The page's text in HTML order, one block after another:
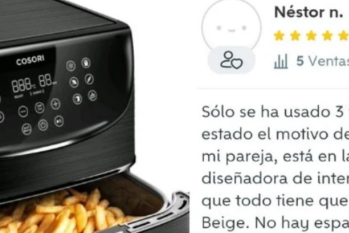
WhatsappFacebook
X
en un lugar donde no solo podemos
comprar, sino tambiéncomentarios y